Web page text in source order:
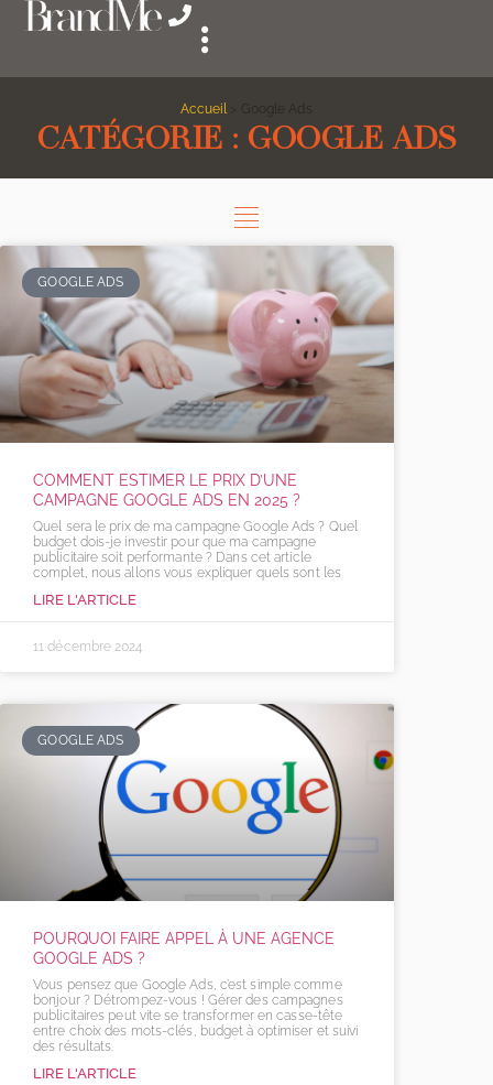
Accueil> Google Ads
CATÉGORIE : GOOGLE ADS
GOOGLE ADS
COMMENT ESTIMER LE PRIX D’UNE
CAMPAGNE GOOGLE ADS EN 2025 ?​
Quel sera le prix de ma campagne Google Ads ? Quel
budget dois-je investir pour que ma campagne
publicitaire soit performante ? Dans cet article
complet, nous allons vous expliquer quels sont les
LIRE L'ARTICLE
11 décembre 2024
GOOGLE ADS
POURQUOI FAIRE APPEL À UNE AGENCE
GOOGLE ADS ?
Vous pensez que Google Ads, c’est simple comme
bonjour ? Détrompez-vous ! Gérer des campagnes
publicitaires peut vite se transformer en casse-tête
entre choix des mots-clés, budget à optimiser et suivi
des résultats.
LIRE L'ARTICLE